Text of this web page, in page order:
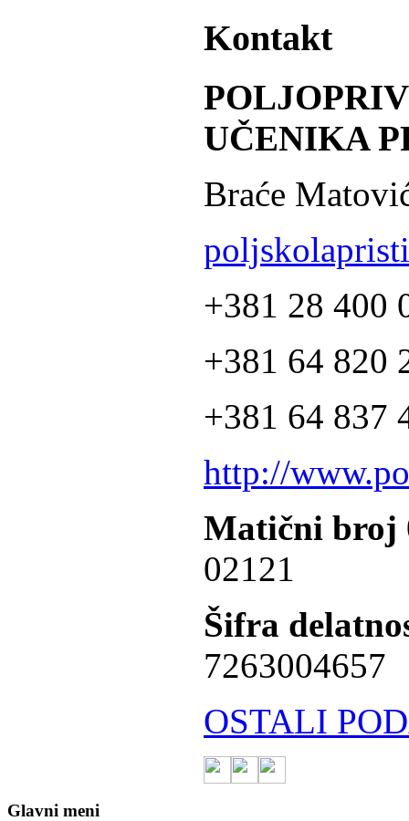
Kontakt
UČENIKA
Braće
+381 28 400
+381 64 820
+381 64 837
http://
Matični broj
02121
Šifra
7263004657
OSTALI
Glavni meni